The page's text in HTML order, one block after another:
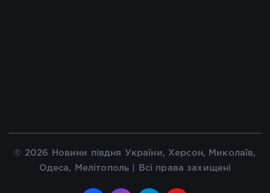
© 2026 Новини півдня України, Херсон, Миколаїв,
Одеса, Мелітополь | Всі права захищені